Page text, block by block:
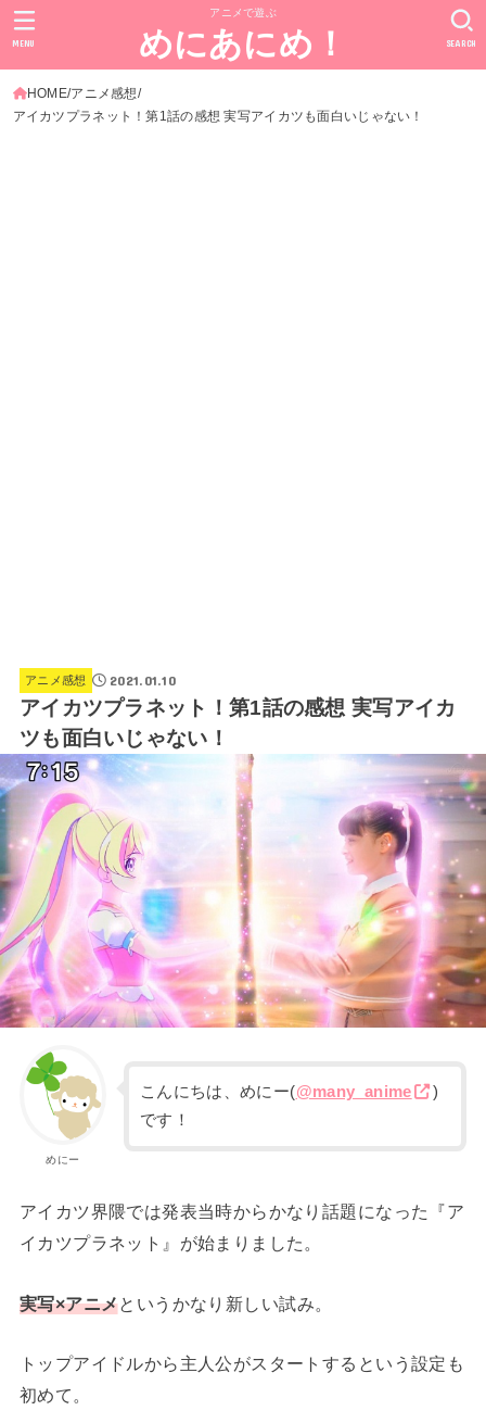
アニメで遊ぶ
めにあにめ！ SEARCH
MENU
HOME アニメ感想
アイカツプラネット！第1話の感想 実写アイカツも面白いじゃない！
アニメ感想 2021.01.10
アイカツプラネット！第1話の感想 実写アイカ
ツも面白いじゃない！
めにー
こんにちは、めにー(@many_anime
)
です！
アイカツ界隈では発表当時からかなり話題になった『ア
イカツプラネット』が始まりました。
実写×アニメというかなり新しい試み。
トップアイドルから主人公がスタートするという設定も
初めて。